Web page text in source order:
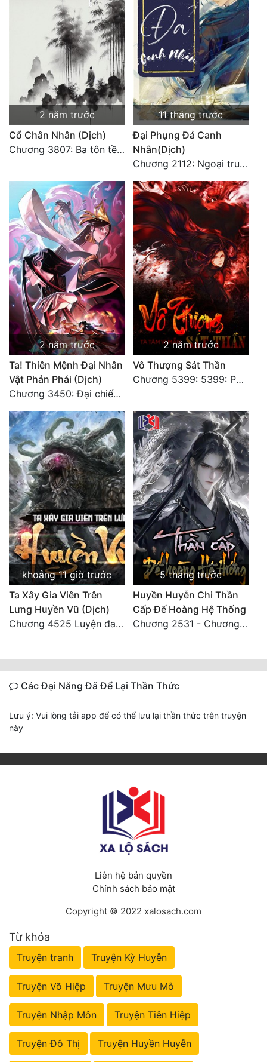
Đông Phương Huyền Huyễn
Đồng Nhân
Cẩu Đạo Trường Sinh
Ngự Thú
Truyện Nữ
Vô Địch Lưu
Xây Dựng Thế Lực
Đam Mỹ
Đẹp
Đẹp Hiệp
Tính Cách Nhân Vật :
Cơ Trí
Sát Phạt Quyết Đoán
Vô Sỉ
Điềm Đạm
2 năm trước
Cổ Chân Nhân (Dịch)
Chương 3807: Ba tôn tề công Thiên Đình (2)
11 tháng trước
Đại Phụng Đả Canh
Nhân(Dịch)
Chương 2112: Ngoại truyện 3 - Tiệc mừng công
2 năm trước
Ta! Thiên Mệnh Đại Nhân
Vật Phản Phái (Dịch)
Chương 3450: Đại chiến căng thẳng
2 năm trước
Vô Thượng Sát Thần
Chương 5399: 5399: Phá giải
khoảng 11 giờ trước
Ta Xây Gia Viên Trên
Lưng Huyền Vũ (Dịch)
Chương 4525 Luyện đan thí luyện bắt đầu.
5 tháng trước
Huyền Huyễn Chi Thần
Cấp Đế Hoàng Hệ Thống
Chương 2531 - Chương cuối
Các Đại Năng Đã Để Lại Thần Thức
Lưu ý: Vui lòng tải app để có thể lưu lại thần thức trên truyện
này
Liên hệ bản quyền
Chính sách bảo mật
Copyright © 2022 xalosach.com
Từ khóa
Truyện tranh Truyện Kỳ Huyễn
Truyện Võ Hiệp Truyện Mưu Mô
Truyện Nhập Môn Truyện Tiên Hiệp
Truyện Đô Thị Truyện Huyền Huyễn